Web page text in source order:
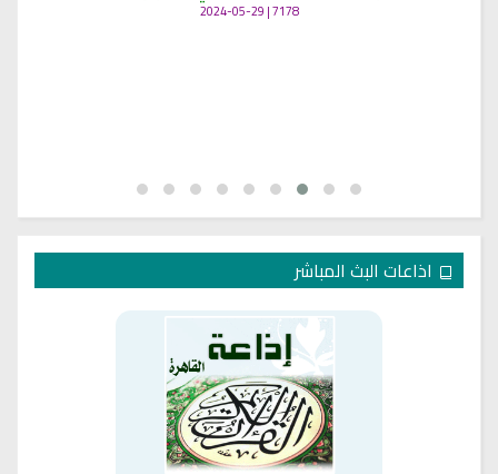
7178 | 2024-05-29
اذاعات البث المباشر